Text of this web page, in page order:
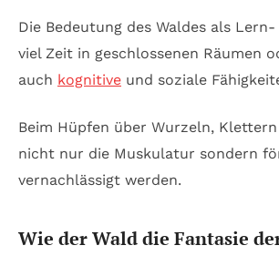
Die Bedeutung des Waldes als
viel Zeit in geschlossenen Räumen
auch kognitive und soziale
Beim Hüpfen über Wurzeln,
nicht nur die Muskulatur sondern
vernachlässigt werden.
Wie der Wald die Fantasie